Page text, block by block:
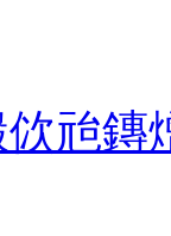
兘鏄